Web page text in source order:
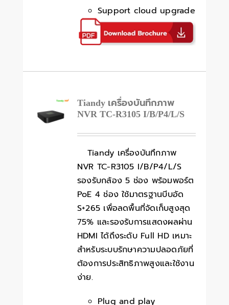
Support cloud upgrade
Tiandy เครื่องบันทึกภาพ
NVR TC-R3105 I/B/P4/L/S
Tiandy เครื่องบันทึกภาพ
NVR TC-R3105 I/B/P4/L/S
รองรับกล้อง 5 ช่อง พร้อมพอร์ต
PoE 4 ช่อง ใช้มาตรฐานบีบอัด
S+265 เพื่อลดพื้นที่จัดเก็บสูงสุด
75% และรองรับการแสดงผลผ่าน
HDMI ได้ถึงระดับ Full HD เหมาะ
สำหรับระบบรักษาความปลอดภัยที่
ต้องการประสิทธิภาพสูงและใช้งาน
ง่าย.
Plug and play